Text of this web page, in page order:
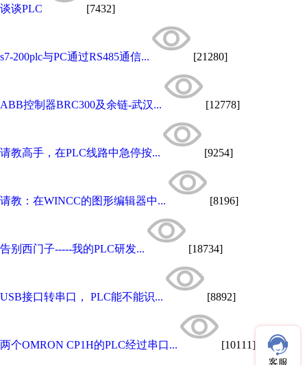
谈谈PLC [7432]
s7-200plc与PC通过RS485通信... [21280]
ABB控制器BRC300及余链-武汉... [12778]
请教高手，在PLC线路中急停按... [9254]
请教：在WINCC的图形编辑器中... [8196]
告别西门子-----我的PLC研发... [18734]
USB接口转串口， PLC能不能识... [8892]
两个OMRON CP1H的PLC经过串口... [10111]
客服